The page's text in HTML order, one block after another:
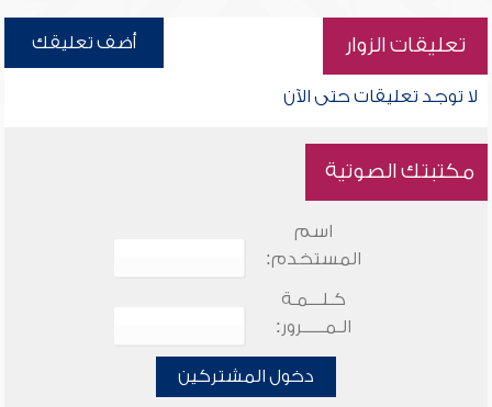
تعليقات الزوار أضف تعليقك
لا توجد تعليقات حتى الآن
مكتبتك الصوتية
اسم
المستخدم:
كـلـــمـة
الـمـــــرور:
دخول المشتركين